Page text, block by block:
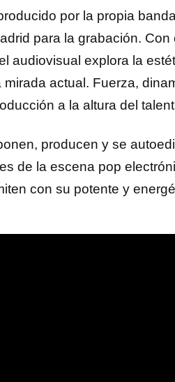
por la propia
para la grabación.
audiovisual explora la
mirada actual. Fuerza,
a la altura del
producen y se
de la escena pop
con su potente y